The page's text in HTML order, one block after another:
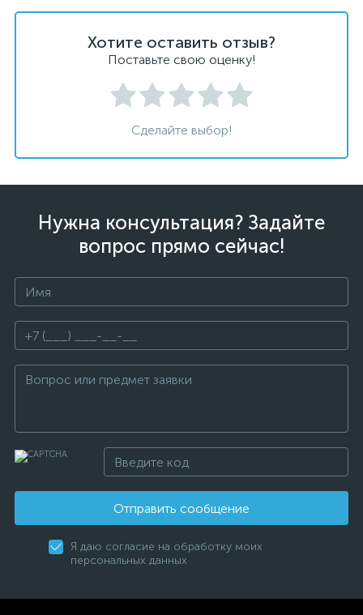
Хотите оставить отзыв?
Поставьте свою оценку!
Сделайте выбор!
Нужна консультация? Задайте
вопрос прямо сейчас!
Отправить сообщение
Я даю согласие на обработку моих
персональных данных